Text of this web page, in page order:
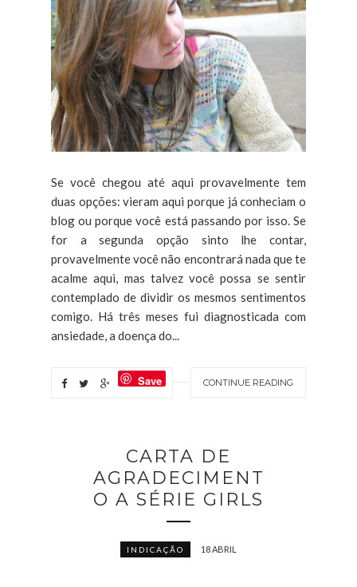
Se você chegou até aqui provavelmente tem
duas opções: vieram aqui porque já conheciam o
blog ou porque você está passando por isso. Se
for a segunda opção sinto lhe contar,
provavelmente você não encontrará nada que te
acalme aqui, mas talvez você possa se sentir
contemplado de dividir os mesmos sentimentos
comigo. Há três meses fui diagnosticada com
ansiedade, a doença do...
CONTINUE READING
Save
CARTA DE
AGRADECIMENT
O A SÉRIE GIRLS
INDICAÇÃO 18 ABRIL